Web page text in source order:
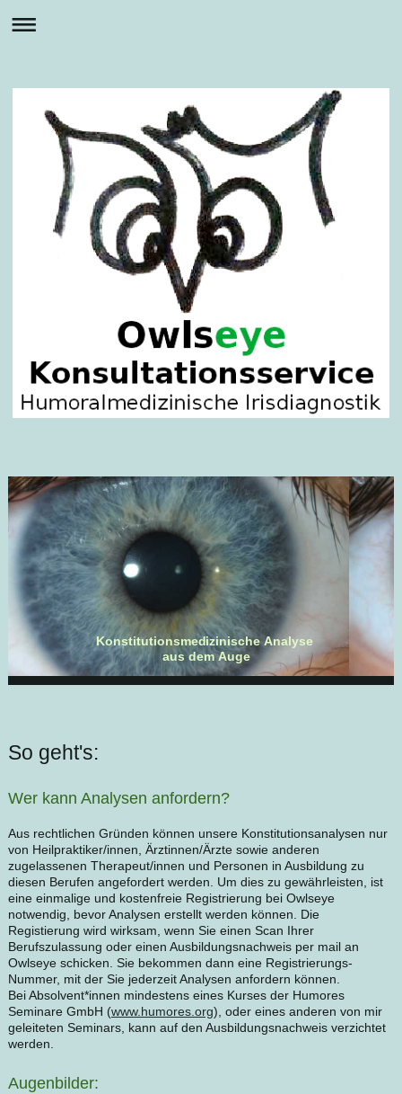
Konstitutionsmedizinische Analyse
aus dem Auge
So geht's:
Wer kann Analysen anfordern?
Aus rechtlichen Gründen können unsere Konstitutionsanalysen nur
von Heilpraktiker/innen, Ärztinnen/Ärzte sowie anderen
zugelassenen Therapeut/innen und Personen in Ausbildung zu
diesen Berufen angefordert werden. Um dies zu gewährleisten, ist
eine einmalige und kostenfreie Registrierung bei Owlseye
notwendig, bevor Analysen erstellt werden können. Die
Registierung wird wirksam, wenn Sie einen Scan Ihrer
Berufszulassung oder einen Ausbildungsnachweis per mail an
Owlseye schicken. Sie bekommen dann eine Registrierungs-
Nummer, mit der Sie jederzeit Analysen anfordern können.
Bei Absolvent*innen mindestens eines Kurses der Humores
Seminare GmbH (www.humores.org), oder eines anderen von mir
geleiteten Seminars, kann auf den Ausbildungsnachweis verzichtet
werden.
Augenbilder: